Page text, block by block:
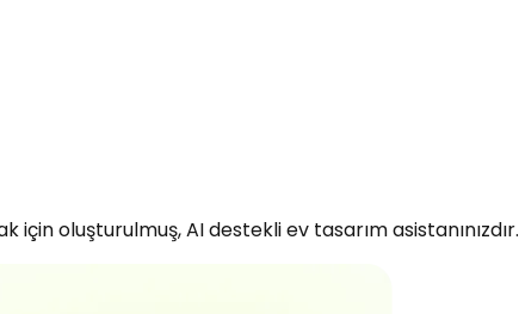
oluşturulmuş, AI destekli ev tasarım asistanınızdır.